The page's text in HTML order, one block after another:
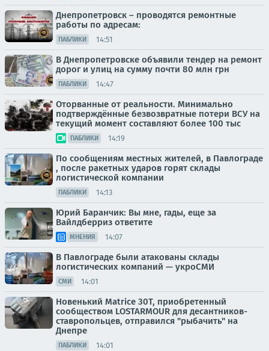
Днепропетровск – проводятся ремонтные
работы по адресам:
ПАБЛИКИ 14:51
В Днепропетровске объявили тендер на ремонт
дорог и улиц на сумму почти 80 млн грн
ПАБЛИКИ 14:47
Оторванные от реальности. Минимально
подтверждённые безвозвратные потери ВСУ на
текущий момент составляют более 100 тыс
ПАБЛИКИ 14:19
По сообщениям местных жителей, в Павлограде
, после ракетных ударов горят склады
логистической компании
ПАБЛИКИ 14:13
Юрий Баранчик: Вы мне, гады, еще за
Вайлдберриз ответите
МНЕНИЯ 14:07
В Павлограде были атакованы склады
логистических компаний — укроСМИ
СМИ 14:01
Новенький Matrice 30T, приобретенный
сообществом LOSTARMOUR для десантников-
ставропольцев, отправился "рыбачить" на
Днепре
ПАБЛИКИ 14:01